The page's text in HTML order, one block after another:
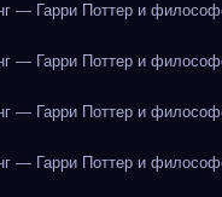
— Гарри Поттер и
— Гарри Поттер и
— Гарри Поттер и
— Гарри Поттер и